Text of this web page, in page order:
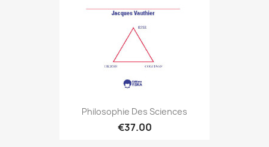
Philosophie Des Sciences
€37.00